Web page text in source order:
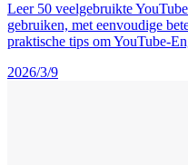
Leer 50 veelgebruikte
gebruiken, met eenvoudige
praktische tips om YouTube-
2026/3/9